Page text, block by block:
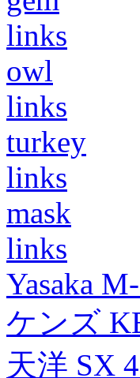
links
owl
links
turkey
links
mask
links
Yasaka
ケンズ
天洋 SX